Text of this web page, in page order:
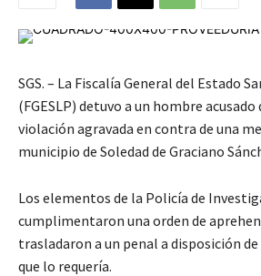
SGS. – La Fiscalía General del Estado
(FGESLP) detuvo a un hombre
violación agravada en contra de una
municipio de Soledad de Graciano
Los elementos de la Policía de
cumplimentaron una orden de
trasladaron a un penal a disposición
que lo requería.